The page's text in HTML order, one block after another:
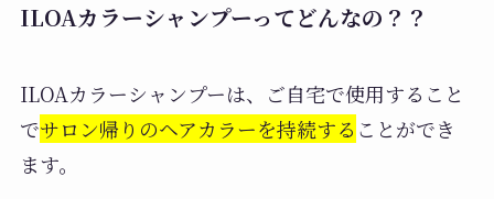
ILOAカラーシャンプーってどんなの？？
ILOAカラーシャンプーは、ご自宅で使用すること
でサロン帰りのヘアカラーを持続する ことができ
ます。